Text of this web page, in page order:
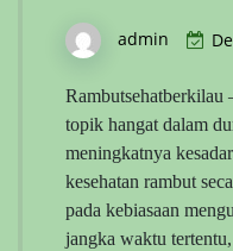
admin
topik hangat dalam
meningkatnya
kesehatan rambut
pada kebiasaan
jangka waktu